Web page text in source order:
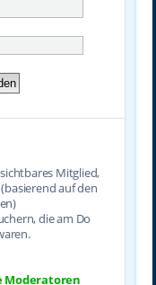
Mitglied,
auf den
die am Do
Moderatoren